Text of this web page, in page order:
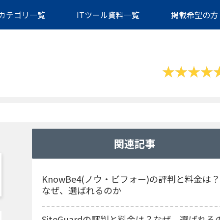
テゴリ一覧 ITツール資料一覧 掲載希望の方
関連記事
KnowBe4(ノウ・ビフォー)の評判と料金は？
なぜ、選ばれるのか